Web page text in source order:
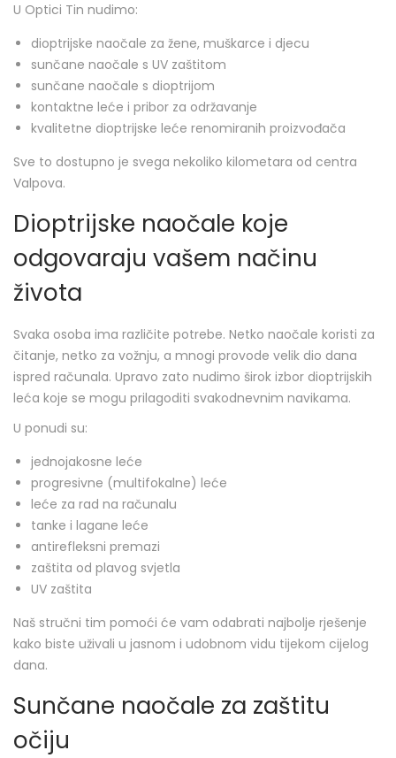
U Optici Tin nudimo:
dioptrijske naočale za žene, muškarce i djecu
sunčane naočale s UV zaštitom
sunčane naočale s dioptrijom
kontaktne leće i pribor za održavanje
kvalitetne dioptrijske leće renomiranih proizvođača
Sve to dostupno je svega nekoliko kilometara od centra
Valpova.
Dioptrijske naočale koje
odgovaraju vašem načinu
života
Svaka osoba ima različite potrebe. Netko naočale koristi za
čitanje, netko za vožnju, a mnogi provode velik dio dana
ispred računala. Upravo zato nudimo širok izbor dioptrijskih
leća koje se mogu prilagoditi svakodnevnim navikama.
U ponudi su:
jednojakosne leće
progresivne (multifokalne) leće
leće za rad na računalu
tanke i lagane leće
antirefleksni premazi
zaštita od plavog svjetla
UV zaštita
Naš stručni tim pomoći će vam odabrati najbolje rješenje
kako biste uživali u jasnom i udobnom vidu tijekom cijelog
dana.
Sunčane naočale za zaštitu
očiju